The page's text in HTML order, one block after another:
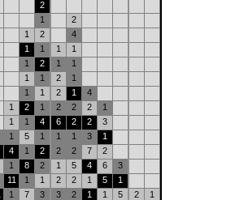
2
1
2
1 2
4
1 1 1
1
1 2 1
1
1 1 2
1
1 1 2 1
4
1 2 1 2 2 2
1
1 1 4 6 2 2
3
1 5 1 1 1 3
1
4 1 2 2 2 7
2
1 8 2 1 5 4 6
3
11 1 1 2 2 1 5
1
1 7 3 3 2 1 1 5 2
1